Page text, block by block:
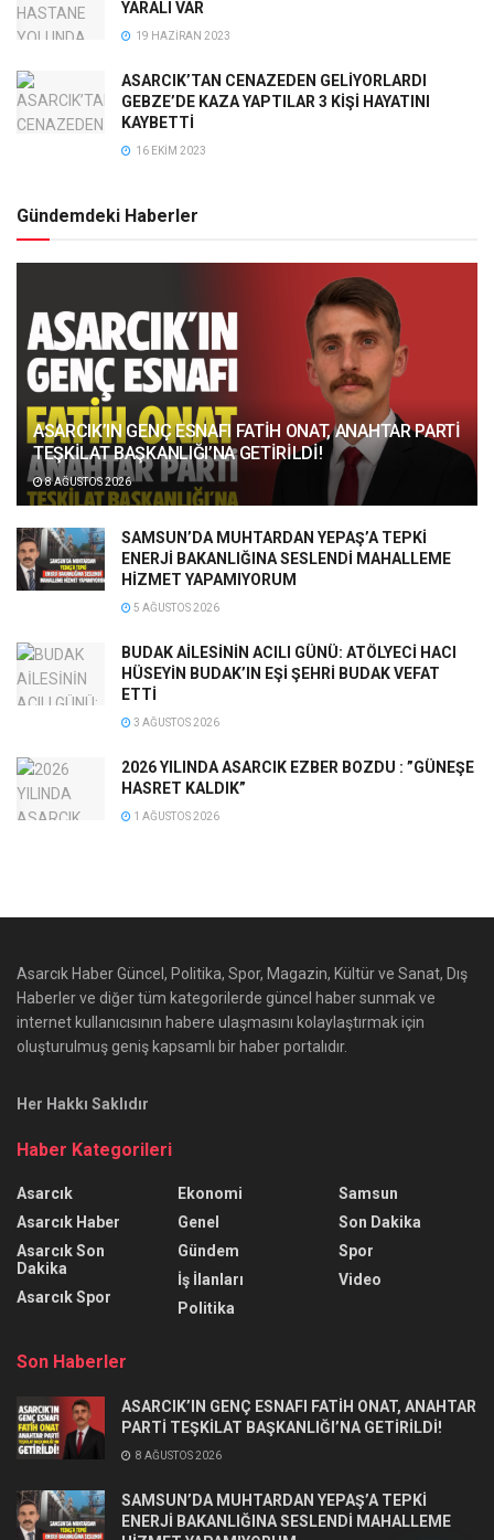
YARALI VAR
19 HAZIRAN 2023
ASARCIK’TAN CENAZEDEN GELİYORLARDI
GEBZE’DE KAZA YAPTILAR 3 KİŞİ HAYATINI
KAYBETTİ
16 EKIM 2023
Gündemdeki Haberler
ASARCIK’IN GENÇ ESNAFI FATİH ONAT, ANAHTAR PARTİ
TEŞKİLAT BAŞKANLIĞI’NA GETİRİLDİ!
8 AĞUSTOS 2026
SAMSUN’DA MUHTARDAN YEPAŞ’A TEPKİ
ENERJİ BAKANLIĞINA SESLENDİ MAHALLEME
HİZMET YAPAMIYORUM
5 AĞUSTOS 2026
BUDAK AİLESİNİN ACILI GÜNÜ: ATÖLYECİ HACI
HÜSEYİN BUDAK’IN EŞİ ŞEHRİ BUDAK VEFAT
ETTİ
3 AĞUSTOS 2026
2026 YILINDA ASARCIK EZBER BOZDU : ”GÜNEŞE
HASRET KALDIK”
1 AĞUSTOS 2026
Asarcık Haber Güncel, Politika, Spor, Magazin, Kültür ve Sanat, Dış
Haberler ve diğer tüm kategorilerde güncel haber sunmak ve
internet kullanıcısının habere ulaşmasını kolaylaştırmak için
oluşturulmuş geniş kapsamlı bir haber portalıdır.
Her Hakkı Saklıdır
Haber Kategorileri
Asarcık
Asarcık Haber
Asarcık Son
Dakika
Asarcık Spor
Ekonomi
Genel
Gündem
İş İlanları
Politika
Samsun
Son Dakika
Spor
Video
Son Haberler
ASARCIK’IN GENÇ ESNAFI FATİH ONAT, ANAHTAR
PARTİ TEŞKİLAT BAŞKANLIĞI’NA GETİRİLDİ!
8 AĞUSTOS 2026
SAMSUN’DA MUHTARDAN YEPAŞ’A TEPKİ
ENERJİ BAKANLIĞINA SESLENDİ MAHALLEME